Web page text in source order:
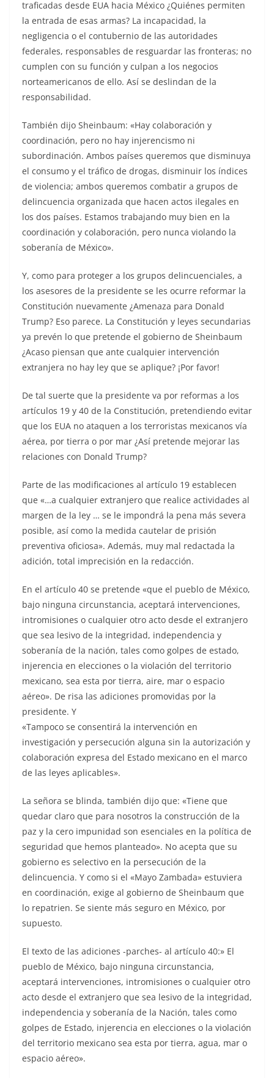
traficadas desde EUA hacia México ¿Quiénes permiten
la entrada de esas armas? La incapacidad, la
negligencia o el contubernio de las autoridades
federales, responsables de resguardar las fronteras; no
cumplen con su función y culpan a los negocios
norteamericanos de ello. Así se deslindan de la
responsabilidad.
También dijo Sheinbaum: «Hay colaboración y
coordinación, pero no hay injerencismo ni
subordinación. Ambos países queremos que disminuya
el consumo y el tráfico de drogas, disminuir los índices
de violencia; ambos queremos combatir a grupos de
delincuencia organizada que hacen actos ilegales en
los dos países. Estamos trabajando muy bien en la
coordinación y colaboración, pero nunca violando la
soberanía de México».
Y, como para proteger a los grupos delincuenciales, a
los asesores de la presidente se les ocurre reformar la
Constitución nuevamente ¿Amenaza para Donald
Trump? Eso parece. La Constitución y leyes secundarias
ya prevén lo que pretende el gobierno de Sheinbaum
¿Acaso piensan que ante cualquier intervención
extranjera no hay ley que se aplique? ¡Por favor!
De tal suerte que la presidente va por reformas a los
artículos 19 y 40 de la Constitución, pretendiendo evitar
que los EUA no ataquen a los terroristas mexicanos vía
aérea, por tierra o por mar ¿Así pretende mejorar las
relaciones con Donald Trump?
Parte de las modificaciones al artículo 19 establecen
que «…a cualquier extranjero que realice actividades al
margen de la ley … se le impondrá la pena más severa
posible, así como la medida cautelar de prisión
preventiva oficiosa». Además, muy mal redactada la
adición, total imprecisión en la redacción.
En el artículo 40 se pretende «que el pueblo de México,
bajo ninguna circunstancia, aceptará intervenciones,
intromisiones o cualquier otro acto desde el extranjero
que sea lesivo de la integridad, independencia y
soberanía de la nación, tales como golpes de estado,
injerencia en elecciones o la violación del territorio
mexicano, sea esta por tierra, aire, mar o espacio
aéreo». De risa las adiciones promovidas por la
presidente. Y
«Tampoco se consentirá la intervención en
investigación y persecución alguna sin la autorización y
colaboración expresa del Estado mexicano en el marco
de las leyes aplicables».
La señora se blinda, también dijo que: «Tiene que
quedar claro que para nosotros la construcción de la
paz y la cero impunidad son esenciales en la política de
seguridad que hemos planteado». No acepta que su
gobierno es selectivo en la persecución de la
delincuencia. Y como si el «Mayo Zambada» estuviera
en coordinación, exige al gobierno de Sheinbaum que
lo repatrien. Se siente más seguro en México, por
supuesto.
El texto de las adiciones -parches- al artículo 40:» El
pueblo de México, bajo ninguna circunstancia,
aceptará intervenciones, intromisiones o cualquier otro
acto desde el extranjero que sea lesivo de la integridad,
independencia y soberanía de la Nación, tales como
golpes de Estado, injerencia en elecciones o la violación
del territorio mexicano sea esta por tierra, agua, mar o
espacio aéreo».